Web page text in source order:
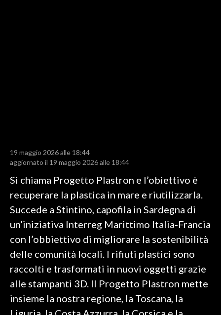
CALCIO REGIONALE
BASKET
VOLLEY
MOTORI
TENNIS
ALTRI SPORT
CULTURA
SPETTACOLI
19 maggio 2026 alle 18:44
aggiornato il 19 maggio 2026 alle 18:44
Si chiama Progetto Plastron e l’obiettivo è
recuperare la plastica in mare e riutilizzarla.
Succede a Stintino, capofila in Sardegna di
un’iniziativa Interreg Marittimo Italia-Francia
con l’obbiettivo di migliorare la sostenibilità
delle comunità locali. I rifiuti plastici sono
raccolti e trasformati in nuovi oggetti grazie
alle stampanti 3D. Il Progetto Plastron mette
insieme la nostra regione, la Toscana, la